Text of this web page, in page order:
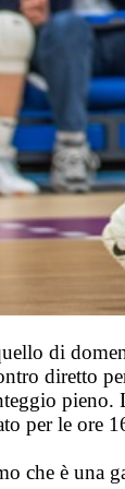
di
diretto
pieno.
per le ore
che è una